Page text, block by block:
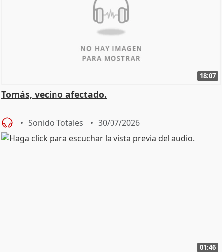
18:07
Tomás, vecino afectado.
Sonido Totales 30/07/2026
01:46